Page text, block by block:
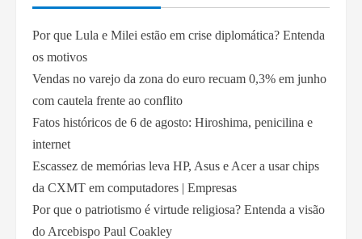
Por que Lula e Milei estão em crise diplomática? Entenda
os motivos
Vendas no varejo da zona do euro recuam 0,3% em junho
com cautela frente ao conflito
Fatos históricos de 6 de agosto: Hiroshima, penicilina e
internet
Escassez de memórias leva HP, Asus e Acer a usar chips
da CXMT em computadores | Empresas
Por que o patriotismo é virtude religiosa? Entenda a visão
do Arcebispo Paul Coakley